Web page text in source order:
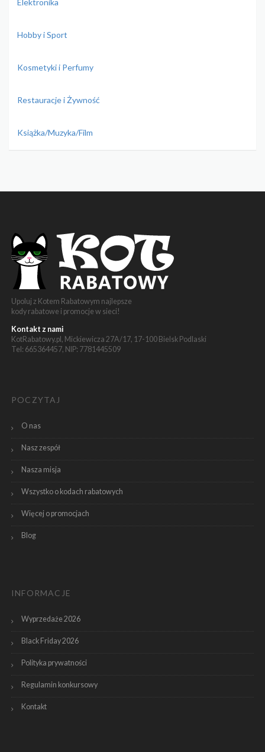
Hobby i Sport
Kosmetyki i Perfumy
Restauracje i Żywność
Książka/Muzyka/Film
Upoluj z Kotem Rabatowym najlepsze
kody rabatowe i promocje w sieci!
Kontakt z nami
KotRabatowy.pl, Mickiewicza 27A/17, 17-100 Bielsk Podlaski
Tel: 665364457, NIP: 7781445509
POCZYTAJ
O nas
Nasz zespół
Nasza misja
Wszystko o kodach rabatowych
Więcej o promocjach
Blog
INFORMACJE
Wyprzedaże 2026
Black Friday 2026
Polityka prywatności
Regulamin konkursowy
Kontakt